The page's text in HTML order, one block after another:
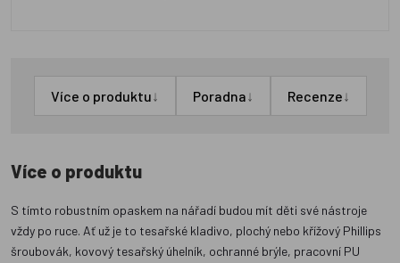
Více o produktu↓ Poradna↓ Recenze↓
Více o produktu
S tímto robustním opaskem na nářadí budou mít děti své nástroje
vždy po ruce. Ať už je to tesařské kladivo, plochý nebo křížový Phillips
šroubovák, kovový tesařský úhelník, ochranné brýle, pracovní PU